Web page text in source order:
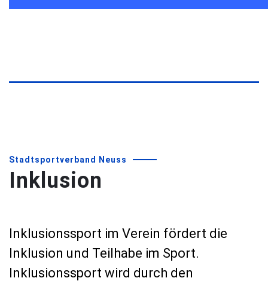
Stadtsportverband Neuss
Inklusion
Inklusionssport im Verein fördert die
Inklusion und Teilhabe im Sport.
Inklusionssport wird durch den